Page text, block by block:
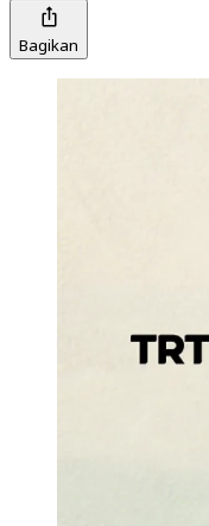
Bagikan